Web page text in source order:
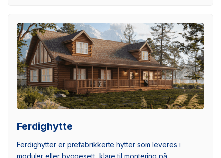
Ferdighytte
Ferdighytter er prefabrikkerte hytter som leveres i
moduler eller byggesett, klare til montering på